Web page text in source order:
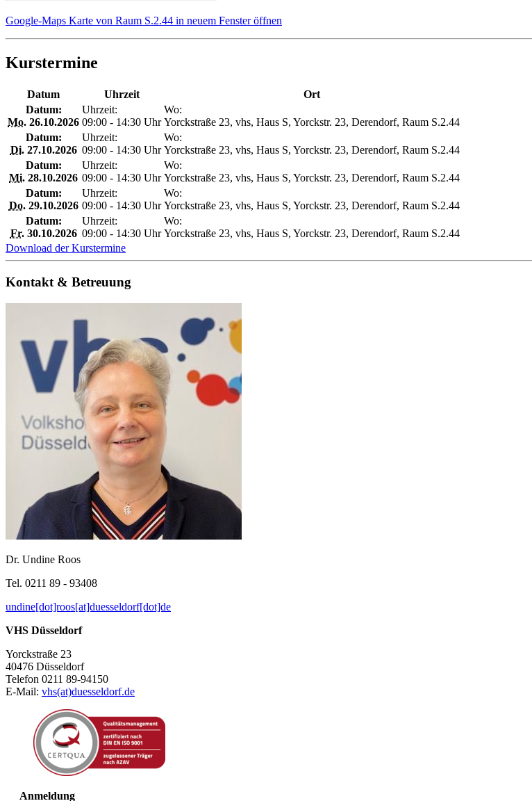
Google-Maps Karte von Raum S.2.44 in neuem Fenster öffnen
Kurstermine
Datum Uhrzeit
Ort
Datum:
Mo. 26.10.2026
Uhrzeit:
09:00 - 14:30 Uhr
Wo:
Yorckstraße 23, vhs, Haus S, Yorckstr. 23, Derendorf, Raum S.2.44
Datum:
Di.27.10.2026
Uhrzeit:
09:00 - 14:30 Uhr
Wo:
Yorckstraße 23, vhs, Haus S, Yorckstr. 23, Derendorf, Raum S.2.44
Datum:
Mi. 28.10.2026
Uhrzeit:
09:00 - 14:30 Uhr
Wo:
Yorckstraße 23, vhs, Haus S, Yorckstr. 23, Derendorf, Raum S.2.44
Datum:
Do.29.10.2026
Uhrzeit:
09:00 - 14:30 Uhr
Wo:
Yorckstraße 23, vhs, Haus S, Yorckstr. 23, Derendorf, Raum S.2.44
Datum:
Fr.30.10.2026
Uhrzeit:
09:00 - 14:30 Uhr
Wo:
Yorckstraße 23, vhs, Haus S, Yorckstr. 23, Derendorf, Raum S.2.44
Download der Kurstermine
Kontakt & Betreuung
Dr. Undine Roos
Tel. 0211 89 - 93408
undine[dot]roos[at]duesseldorf[dot]de
VHS Düsseldorf
Yorckstraße 23
40476 Düsseldorf
Telefon 0211 89-94150
E-Mail: vhs(at)duesseldorf.de
Anmeldung